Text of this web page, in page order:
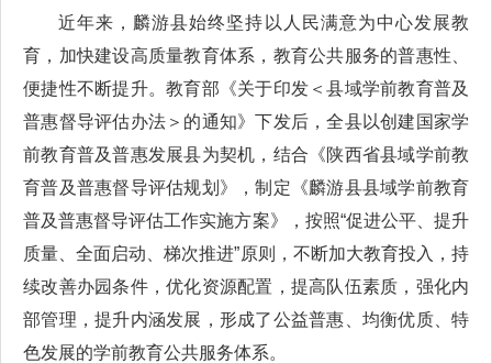
近年来，麟游县始终坚持以人民满意为中心发展教
育，加快建设高质量教育体系，教育公共服务的普惠性、
便捷性不断提升。教育部《关于印发＜县域学前教育普及
普惠督导评估办法＞的通知》下发后，全县以创建国家学
前教育普及普惠发展县为契机，结合《陕西省县域学前教
育普及普惠督导评估规划》，制定《麟游县县域学前教育
普及普惠督导评估工作实施方案》，按照“促进公平、提升
质量、全面启动、梯次推进”原则，不断加大教育投入，持
续改善办园条件，优化资源配置，提高队伍素质，强化内
部管理，提升内涵发展，形成了公益普惠、均衡优质、特
色发展的学前教育公共服务体系。